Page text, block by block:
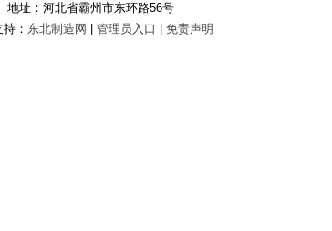
地址：河北省霸州市东环路56号
： 东北制造网 管理员入口 免责声明